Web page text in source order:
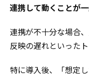
連携して動くことが
連携が不十分な場合
反映の遅れといった
特に導入後、「想定